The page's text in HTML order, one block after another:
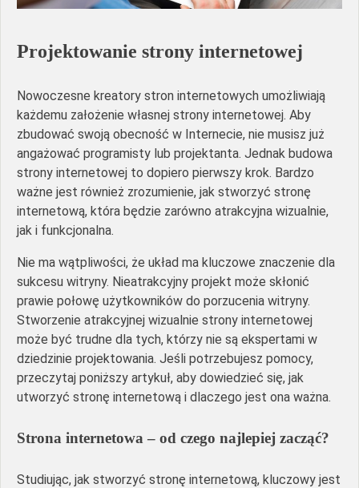
Projektowanie strony internetowej
Nowoczesne kreatory stron internetowych umożliwiają
każdemu założenie własnej strony internetowej. Aby
zbudować swoją obecność w Internecie, nie musisz już
angażować programisty lub projektanta. Jednak budowa
strony internetowej to dopiero pierwszy krok. Bardzo
ważne jest również zrozumienie, jak stworzyć stronę
internetową, która będzie zarówno atrakcyjna wizualnie,
jak i funkcjonalna.
Nie ma wątpliwości, że układ ma kluczowe znaczenie dla
sukcesu witryny. Nieatrakcyjny projekt może skłonić
prawie połowę użytkowników do porzucenia witryny.
Stworzenie atrakcyjnej wizualnie strony internetowej
może być trudne dla tych, którzy nie są ekspertami w
dziedzinie projektowania. Jeśli potrzebujesz pomocy,
przeczytaj poniższy artykuł, aby dowiedzieć się, jak
utworzyć stronę internetową i dlaczego jest ona ważna.
Strona internetowa – od czego najlepiej zacząć?
Studiując, jak stworzyć stronę internetową, kluczowy jest